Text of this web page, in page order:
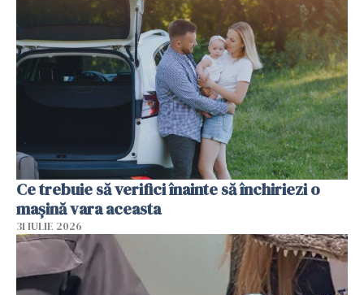
Ce trebuie să verifici înainte să închiriezi o
mașină vara aceasta
31 IULIE 2026